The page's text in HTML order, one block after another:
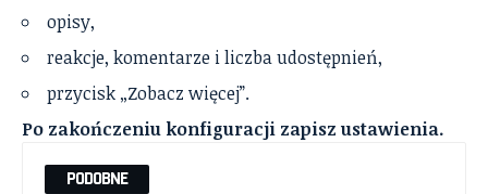
opisy,
reakcje, komentarze i liczba udostępnień,
przycisk „Zobacz więcej”.
Po zakończeniu konfiguracji zapisz ustawienia.
PODOBNE